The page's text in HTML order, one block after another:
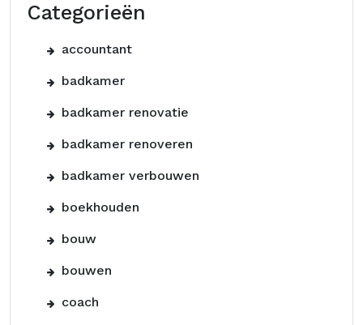
Categorieën
accountant
badkamer
badkamer renovatie
badkamer renoveren
badkamer verbouwen
boekhouden
bouw
bouwen
coach